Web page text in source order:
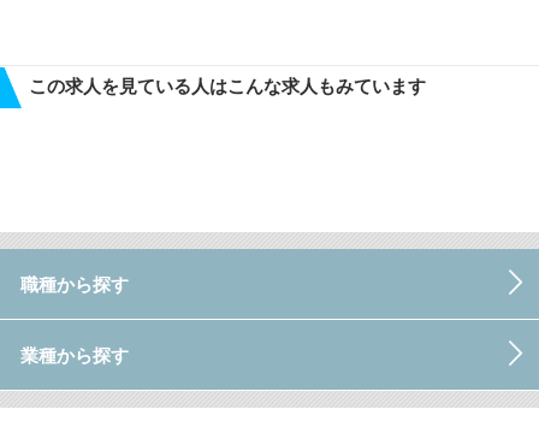
この求人を見ている人はこんな求人もみています
職種から探す
業種から探す